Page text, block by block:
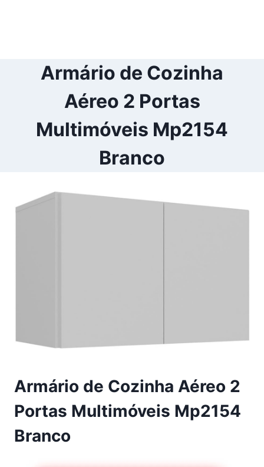
Armário de Cozinha
Aéreo 2 Portas
Multimóveis Mp2154
Branco
Armário de Cozinha Aéreo 2
Portas Multimóveis Mp2154
Branco